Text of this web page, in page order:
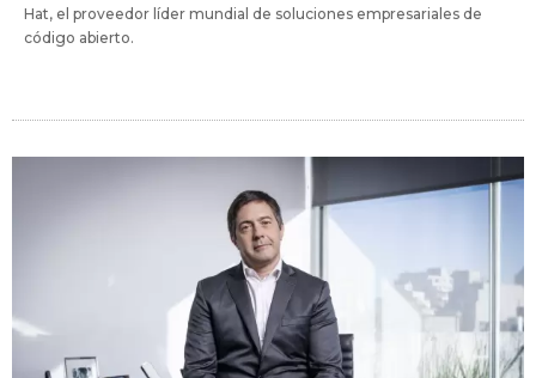
Hat, el proveedor líder mundial de soluciones empresariales de
código abierto.